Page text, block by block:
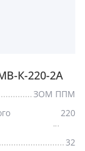
К-220-2А
ЗОМ ППМ
220
32